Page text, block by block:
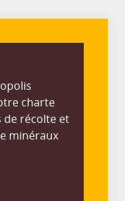
charte
de récolte et
minéraux